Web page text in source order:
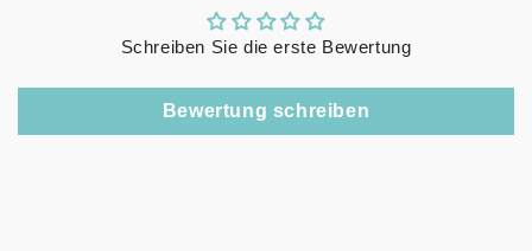
Schreiben Sie die erste Bewertung
Bewertung schreiben